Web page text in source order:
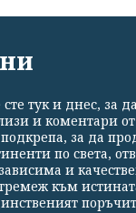
тук и днес, за
и коментари
за да
по света,
и
към